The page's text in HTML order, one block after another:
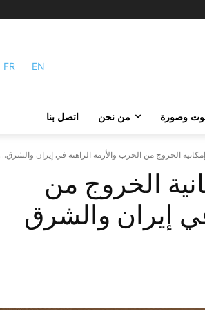
FR EN
وصورة من نحن اتصل بنا
الخروج من الحرب والأزمة الراهنة في إيران والشرق...
الخروج من
إيران والشرق